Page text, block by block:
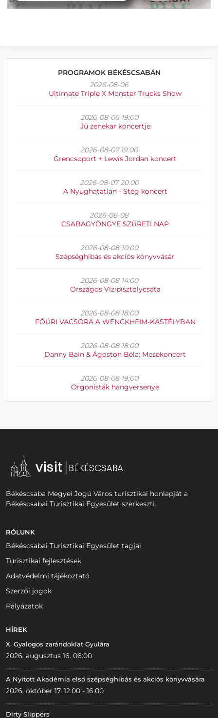
PROGRAMOK BÉKÉSCSABÁN
2026-08-06
Ultimate Triple X Monster Trucks Show
2026-08-06 19:00
Jü zenekar koncertje
2026-08-07 19:00
Grencsoport + Lewis Jordan koncert
2026-08-07 20:00
A Nyughatatlan - Stég koncert
2026-08-08
CSABAGYÖNGYE SZÜRETI NAP
2026-08-08 10:00
Szépséghibás és akciós könyvvásár
2026-08-08 14:00
Országos Vízipisztolycsata
2026-08-08 18:00
FŐÚRI VACSORA A WENCKHEIM-KASTÉLYBAN
2026-08-08 18:00
Danny Bain & Ágoston Béla: Mesekoncert
2026-08-08 19:00
Orgonisták hangversenye
Békéscsaba Megyei Jogú Város turisztikai honlapját a
Békéscsabai Turisztikai Egyesület szerkeszti.
RÓLUNK
Békéscsabai Turisztikai Egyesület tagjai
Turisztikai fejlesztések
Adatvédelmi tájékoztató
Szerzői jogok
Pályázatok
HÍREK
X. Gyalogos zarándoklat Gyulára
2026. augusztus 16. 06:00
A Nyitott Akadémia első szépséghibás és akciós könyvvására
2026. október 17. 12:00 - 16:00
Dirty Slippers